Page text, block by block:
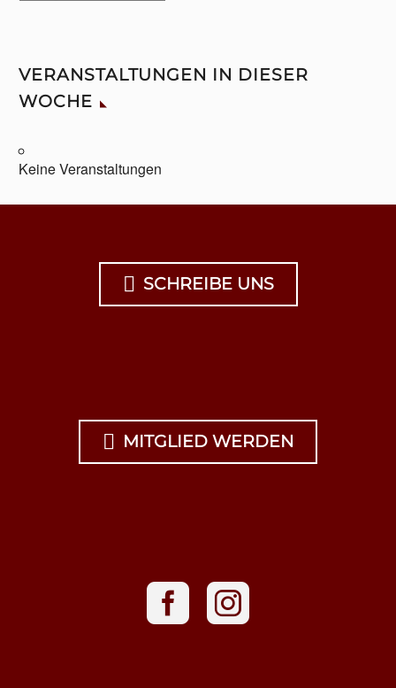
VERANSTALTUNGEN IN DIESER
WOCHE
Keine Veranstaltungen
 SCHREIBE UNS
 MITGLIED WERDEN